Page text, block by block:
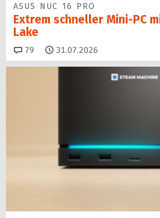
ASUS NUC 16 PRO
Extrem schneller Mini-PC
Lake
79 Kommentare
31.07.2026